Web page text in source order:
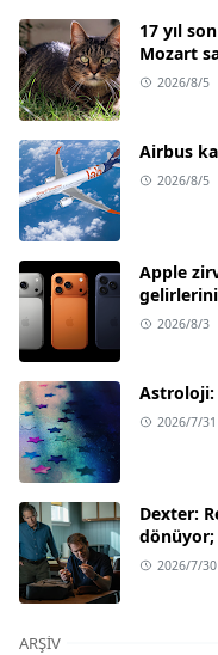
17 yıl
Mozart
2026/8/5
Airbus
2026/8/5
Apple
2026/8/3
Astroloji:
2026/7/31
Dexter:
2026/7/30
ARŞIV